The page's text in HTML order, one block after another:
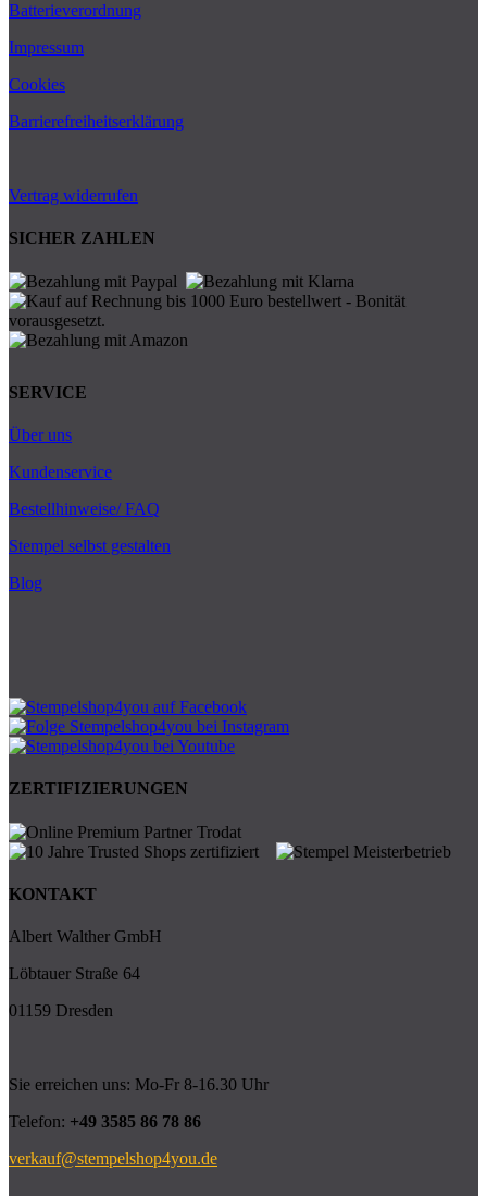
Batterieverordnung
Impressum
Cookies
Barrierefreiheitserklärung
Vertrag widerrufen
SICHER ZAHLEN
SERVICE
Über uns
Kundenservice
Bestellhinweise/ FAQ
Stempel selbst gestalten
Blog
ZERTIFIZIERUNGEN
KONTAKT
Albert Walther GmbH
Löbtauer Straße 64
01159 Dresden
Sie erreichen uns: Mo-Fr 8-16.30 Uhr
Telefon: +49 3585 86 78 86
verkauf@stempelshop4you.de